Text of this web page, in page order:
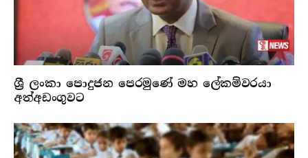
ශ්‍රී ලංකා පොදුජන පෙරමුණේ මහ ලේකම්වරයා
අත්අඩංගුවට